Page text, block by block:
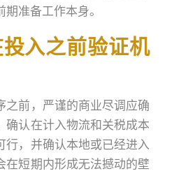
准备工作本身。
入之前验证机
之前，严谨的商业尽调应确
确认在计入物流和关税成本
行，并确认本地或已经进入
在短期内形成无法撼动的壁